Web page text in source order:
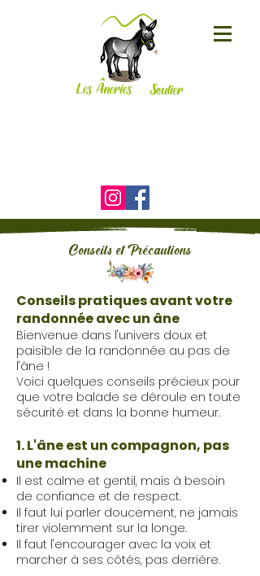
Conseils et Précautions
Conseils pratiques avant votre
randonnée avec un âne
Bienvenue dans l'univers doux et
paisible de la randonnée au pas de
l'âne !
Voici quelques conseils précieux pour
que votre balade se déroule en toute
sécurité et dans la bonne humeur.
1. L'âne est un compagnon, pas
une machine
Il est calme et gentil, mais à besoin
de confiance et de respect.
Il faut lui parler doucement, ne jamais
tirer violemment sur la longe.
Il faut l'encourager avec la voix et
marcher à ses côtés, pas derrière.